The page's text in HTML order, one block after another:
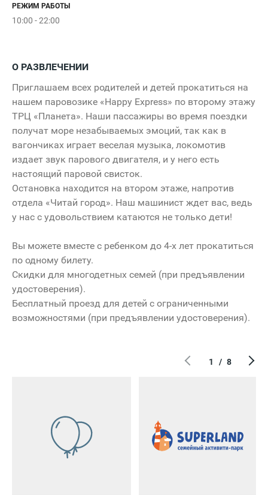
РЕЖИМ РАБОТЫ
10:00 - 22:00
COLIN'S
Lamoda Sport
Northland
O'Hara
О РАЗВЛЕЧЕНИИ
Приглашаем всех родителей и детей прокатиться на
нашем паровозике «Happy Express» по второму этажу
ТРЦ «Планета». Наши пассажиры во время поездки
получат море незабываемых эмоций, так как в
вагончиках играет веселая музыка, локомотив
издает звук парового двигателя, и у него есть
настоящий паровой свисток.
Остановка находится на втором этаже, напротив
отдела «Читай город». Наш машинист ждет вас, ведь
у нас с удовольствием катаются не только дети!
Вы можете вместе с ребенком до 4-х лет прокатиться
по одному билету.
Скидки для многодетных семей (при предъявлении
удостоверения).
Бесплатный проезд для детей с ограниченными
возможностями (при предъявлении удостоверения).
1 / 8